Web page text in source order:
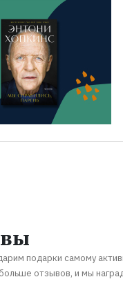
подарки самому
отзывов, и мы